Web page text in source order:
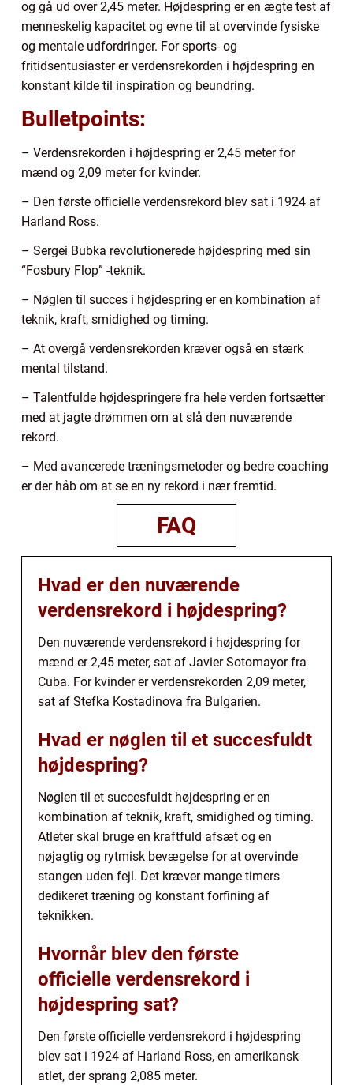
og gå ud over 2,45 meter. Højdespring er en ægte test af
menneskelig kapacitet og evne til at overvinde fysiske
og mentale udfordringer. For sports- og
fritidsentusiaster er verdensrekorden i højdespring en
konstant kilde til inspiration og beundring.
Bulletpoints:
– Verdensrekorden i højdespring er 2,45 meter for
mænd og 2,09 meter for kvinder.
– Den første officielle verdensrekord blev sat i 1924 af
Harland Ross.
– Sergei Bubka revolutionerede højdespring med sin
“Fosbury Flop” -teknik.
– Nøglen til succes i højdespring er en kombination af
teknik, kraft, smidighed og timing.
– At overgå verdensrekorden kræver også en stærk
mental tilstand.
– Talentfulde højdespringere fra hele verden fortsætter
med at jagte drømmen om at slå den nuværende
rekord.
– Med avancerede træningsmetoder og bedre coaching
er der håb om at se en ny rekord i nær fremtid.
FAQ
Hvad er den nuværende
verdensrekord i højdespring?
Den nuværende verdensrekord i højdespring for
mænd er 2,45 meter, sat af Javier Sotomayor fra
Cuba. For kvinder er verdensrekorden 2,09 meter,
sat af Stefka Kostadinova fra Bulgarien.
Hvad er nøglen til et succesfuldt
højdespring?
Nøglen til et succesfuldt højdespring er en
kombination af teknik, kraft, smidighed og timing.
Atleter skal bruge en kraftfuld afsæt og en
nøjagtig og rytmisk bevægelse for at overvinde
stangen uden fejl. Det kræver mange timers
dedikeret træning og konstant forfining af
teknikken.
Hvornår blev den første
officielle verdensrekord i
højdespring sat?
Den første officielle verdensrekord i højdespring
blev sat i 1924 af Harland Ross, en amerikansk
atlet, der sprang 2,085 meter.